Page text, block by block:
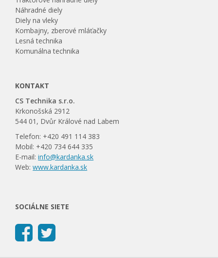
Náhradné diely
Diely na vleky
Kombajny, zberové mláťačky
Lesná technika
Komunálna technika
KONTAKT
CS Technika s.r.o.
Krkonošská 2912
544 01, Dvůr Králové nad Labem
Telefon: +420 491 114 383
Mobil: +420 734 644 335
E-mail:info@kardanka.sk
Web:www.kardanka.sk
SOCIÁLNE SIETE